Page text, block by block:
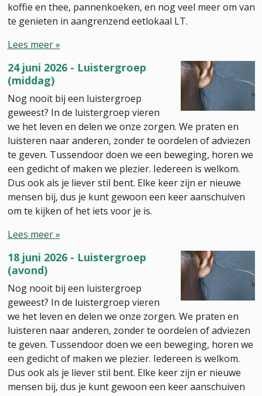
koffie en thee, pannenkoeken, en nog veel meer om van
te genieten in aangrenzend eetlokaal LT.
Lees meer »
24 juni 2026 - Luistergroep
(middag)
Nog nooit bij een luistergroep
geweest? In de luistergroep vieren
we het leven en delen we onze zorgen. We praten en
luisteren naar anderen, zonder te oordelen of adviezen
te geven. Tussendoor doen we een beweging, horen we
een gedicht of maken we plezier. Iedereen is welkom.
Dus ook als je liever stil bent. Elke keer zijn er nieuwe
mensen bij, dus je kunt gewoon een keer aanschuiven
om te kijken of het iets voor je is.
Lees meer »
18 juni 2026 - Luistergroep
(avond)
Nog nooit bij een luistergroep
geweest? In de luistergroep vieren
we het leven en delen we onze zorgen. We praten en
luisteren naar anderen, zonder te oordelen of adviezen
te geven. Tussendoor doen we een beweging, horen we
een gedicht of maken we plezier. Iedereen is welkom.
Dus ook als je liever stil bent. Elke keer zijn er nieuwe
mensen bij, dus je kunt gewoon een keer aanschuiven